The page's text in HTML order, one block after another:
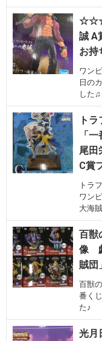
☆☆☆
誠 A
お
ワン
日の
した♫
ト
「
尾田
C賞
トラ
ワン
大海
百
像
賊団
百獣
番く
た♪
光月